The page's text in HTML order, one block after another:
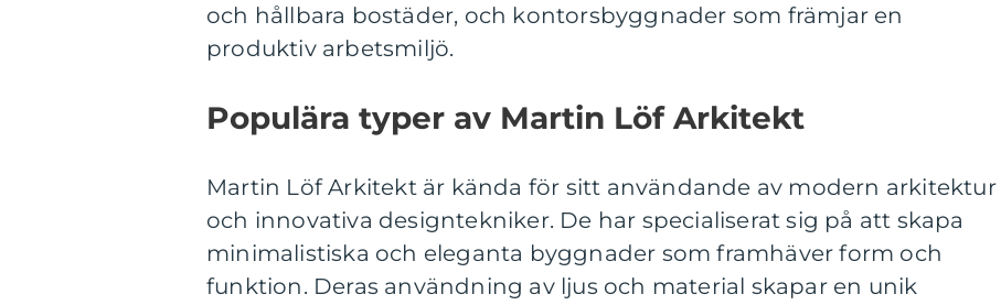
och hållbara bostäder, och kontorsbyggnader som främjar en
produktiv arbetsmiljö.
Populära typer av Martin Löf Arkitekt
Martin Löf Arkitekt är kända för sitt användande av modern arkitektur
och innovativa designtekniker. De har specialiserat sig på att skapa
minimalistiska och eleganta byggnader som framhäver form och
funktion. Deras användning av ljus och material skapar en unik